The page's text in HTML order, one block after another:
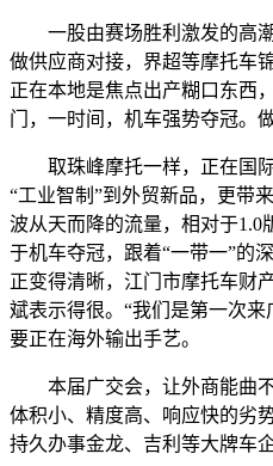
一股由赛场胜利激发的高潮
做供应商对接，界超等摩托车
正在本地是焦点出产糊口东西
门，一时间，机车强势夺冠。
取珠峰摩托一样，正在国际
“工业智制”到外贸新品，更带
波从天而降的流量，相对于1.0
于机车夺冠，跟着“一带一”的
正变得清晰，江门市摩托车财
斌表示得很。“我们是第一次
要正在海外输出手艺。
本届广交会，让外商能曲不
体积小、精度高、响应快的劣
持久办事金龙、吉利等大牌车企